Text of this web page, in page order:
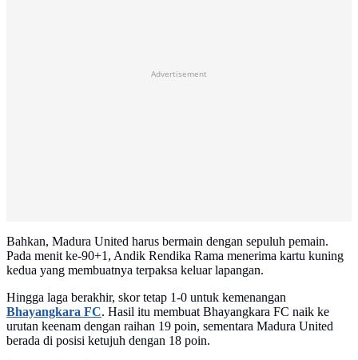
Advertisement
Bahkan, Madura United harus bermain dengan sepuluh pemain.
Pada menit ke-90+1, Andik Rendika Rama menerima kartu kuning
kedua yang membuatnya terpaksa keluar lapangan.
Hingga laga berakhir, skor tetap 1-0 untuk kemenangan
Bhayangkara FC. Hasil itu membuat Bhayangkara FC naik ke
urutan keenam dengan raihan 19 poin, sementara Madura United
berada di posisi ketujuh dengan 18 poin.